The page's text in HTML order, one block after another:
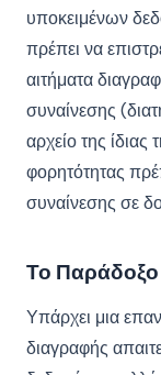
υποκειμένων
πρέπει να
αιτήματα
συναίνεσης
αρχείο της ίδιας
φορητότητας
συναίνεσης σε
Το
Υπάρχει μια
διαγραφής